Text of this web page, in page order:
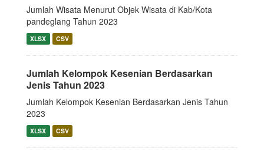
Jumlah Wisata Menurut Objek Wisata di Kab/Kota
pandeglang Tahun 2023
XLSX CSV
Jumlah Kelompok Kesenian Berdasarkan
Jenis Tahun 2023
Jumlah Kelompok Kesenian Berdasarkan Jenis Tahun
2023
XLSX CSV